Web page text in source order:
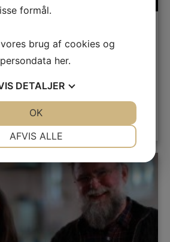
,Mellemøsten
formål.
brug af cookies og
her.
DETALJER
STATISTIK
AFVIS ALLE
OK